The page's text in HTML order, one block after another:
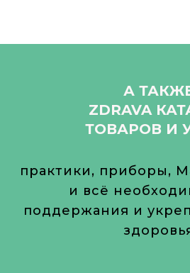
А
ZDRAVA
ТОВАРОВ И
практики, приборы,
и всё
поддержания и